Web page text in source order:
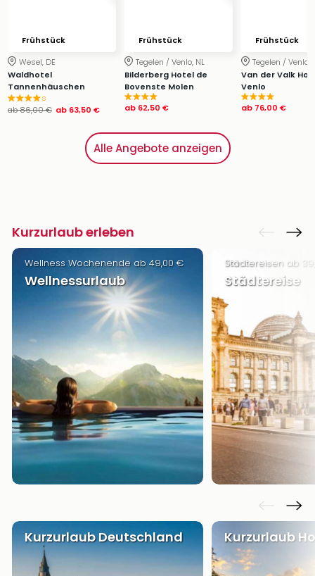
Frühstück
Wesel, DE
Waldhotel
Tannenhäuschen
s
ab86,00 € ab 63,50 €
Frühstück
Tegelen / Venlo, NL
Bilderberg Hotel de
Bovenste Molen
ab 62,50 €
Frühstück
Tegelen / Venlo,
Van der Valk
Venlo
ab 76,00 €
Alle Angebote anzeigen
Kurzurlaub erleben
Wellness Wochenende ab 49,00 €
Wellnessurlaub
Städtereisen ab
Städtereise
Kurzurlaub Deutschland Kurzurlaub